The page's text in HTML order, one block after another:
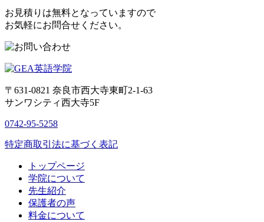
お見積りは無料となっていますので
お気軽にお問合せください。
〒631-0821 奈良市西大寺東町2-1-63
サンワシティ西大寺5F
0742-95-5258
特定商取引法に基づく表記
トップページ
学院について
先生紹介
保護者の声
料金について